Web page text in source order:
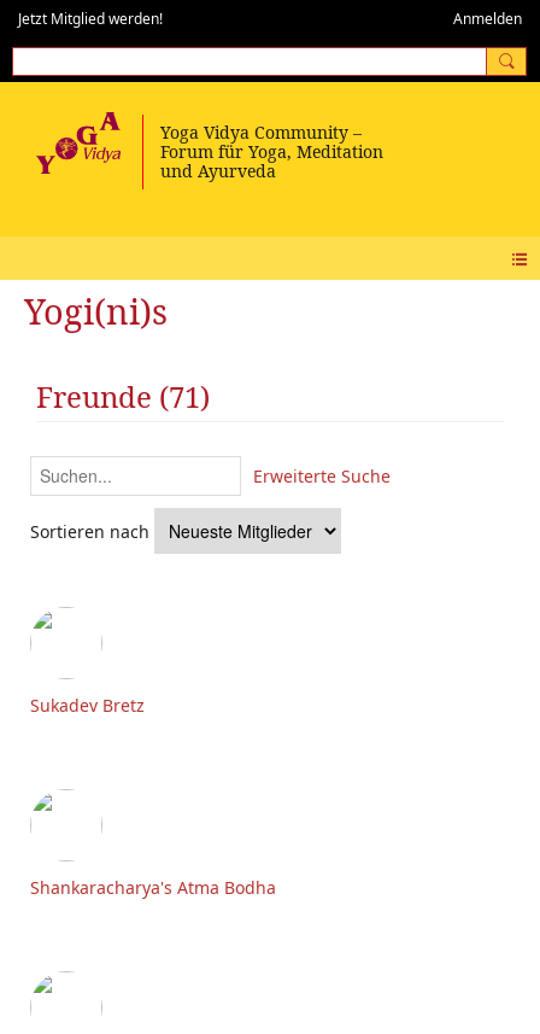
Jetzt Mitglied werden! Anmelden
Yogi(ni)s
Freunde (71)
Sortieren nach
Erweiterte Suche
Sukadev Bretz
Shankaracharya's Atma Bodha